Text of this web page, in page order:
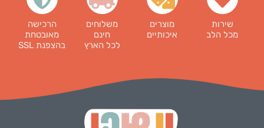
שירות
מכל הלב
מוצרים
איכותיים
משלוחים
חינם
לכל הארץ
הרכישה
מאובטחת
בהצפנת SSL